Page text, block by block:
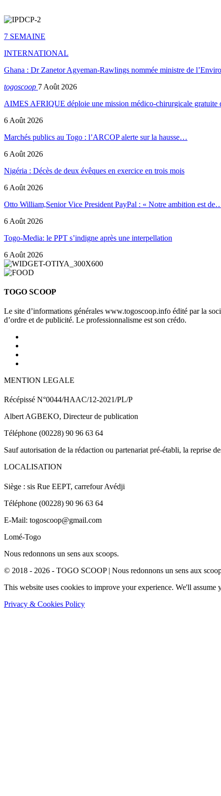
7 SEMAINE
INTERNATIONAL
Ghana : Dr Zanetor Agyeman-Rawlings nommée ministre de
togoscoop 7 Août 2026
AIMES AFRIQUE déploie une mission médico-chirurgicale
6 Août 2026
Marchés publics au Togo : l’ARCOP alerte sur la hausse…
6 Août 2026
Nigéria : Décès de deux évêques en exercice en trois mois
6 Août 2026
Otto William,Senior Vice President PayPal : « Notre ambition est
6 Août 2026
Togo-Media: le PPT s’indigne après une interpellation
6 Août 2026
TOGO SCOOP
Le site d’informations générales www.togoscoop.info édité par la
d’ordre et de publicité. Le professionnalisme est son crédo.
MENTION LEGALE
Récépissé N°0044/HAAC/12-2021/PL/P
Albert AGBEKO, Directeur de publication
Téléphone (00228) 90 96 63 64
Sauf autorisation de la rédaction ou partenariat pré-établi, la reprise
LOCALISATION
Siège : sis Rue EEPT, carrefour Avédji
Téléphone (00228) 90 96 63 64
E-Mail: togoscoop@gmail.com
Lomé-Togo
Nous redonnons un sens aux scoops.
© 2018 - 2026 - TOGO SCOOP | Nous redonnons un sens aux
This website uses cookies to improve your experience. We'll
Privacy & Cookies Policy